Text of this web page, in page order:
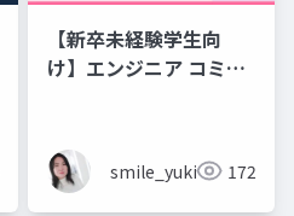
【新卒未経験学生向
け】エンジニア コミュ
のコミュニケーション
フレーズ集smile_yukiko_it172